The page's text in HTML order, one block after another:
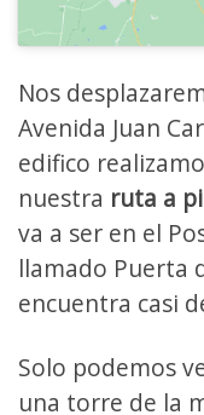
Nos
Avenida Juan
edifico
nuestra ruta a
va a ser en el
llamado Puerta
encuentra casi
Solo podemos
una torre de la